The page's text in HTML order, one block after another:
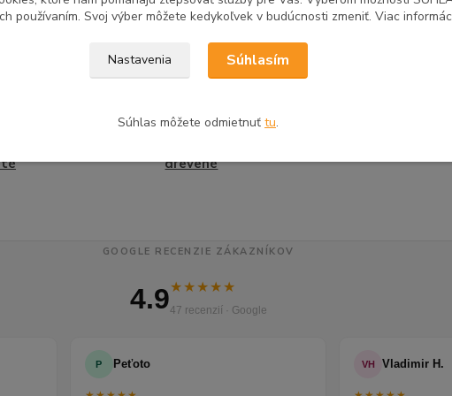
v kategóriách
drevené
GOOGLE RECENZIE ZÁKAZNÍKOV
4.9★★★★★
47 recenzií · Google
P Peťoto VH Vladimir H.
používaním. Svoj výber môžete kedykoľvek v budúcnosti zmeniť. Viac
Nastavenia Súhlasím
Súhlas môžete odmietnuť tu.